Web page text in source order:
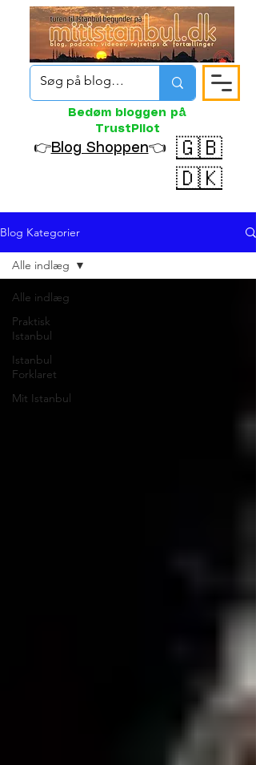
Bedøm bloggen på
TrustPilot
👉Blog Shoppen👈
🇬🇧
🇩🇰
Blog Kategorier
Alle indlæg
Praktisk
Istanbul
Istanbul
Forklaret
Mit Istanbul
Alle indlæg